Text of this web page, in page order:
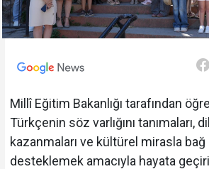
Millî Eğitim Bakanlığı tarafından
Türkçenin söz varlığını tanımaları,
kazanmaları ve kültürel mirasla bağ
desteklemek amacıyla hayata